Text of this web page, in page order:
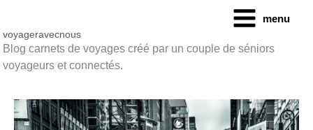
contenu
menu
voyageravecnous
Blog carnets de voyages créé par un couple de séniors
voyageurs et connectés.